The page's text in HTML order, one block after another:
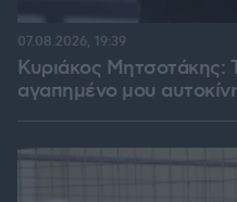
Κυριάκος Μητσοτάκης:
αγαπημένο μου
07.08.2026, 19:39